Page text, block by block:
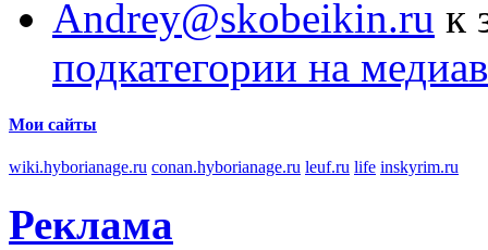
Andrey@skobeikin.ru к
подкатегории на
Мои сайты
wiki.hyborianage.ru conan.hyborianage.ru leuf.ru life inskyrim.ru
Реклама